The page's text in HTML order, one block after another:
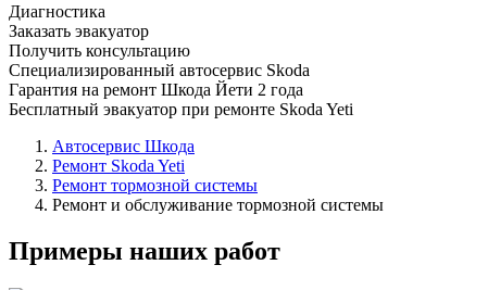
Диагностика
Заказать эвакуатор
Получить консультацию
Специализированный автосервис Skoda
Гарантия на ремонт Шкода Йети 2 года
Бесплатный эвакуатор при ремонте Skoda Yeti
Автосервис Шкода
Ремонт Skoda Yeti
Ремонт тормозной системы
Ремонт и обслуживание тормозной системы
Примеры наших работ